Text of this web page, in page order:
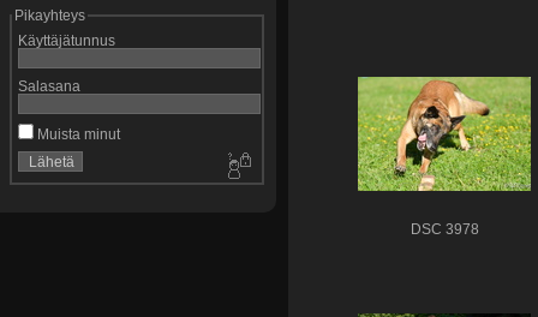
Pikayhteys
Käyttäjätunnus
Salasana
Muista minut
DSC 3978